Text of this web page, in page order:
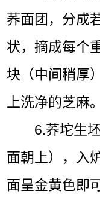
荞面团，分成
状，摘成每个
块（中间稍厚
上洗净的芝麻。
6.荞坨生
面朝上），入
面呈金黄色即